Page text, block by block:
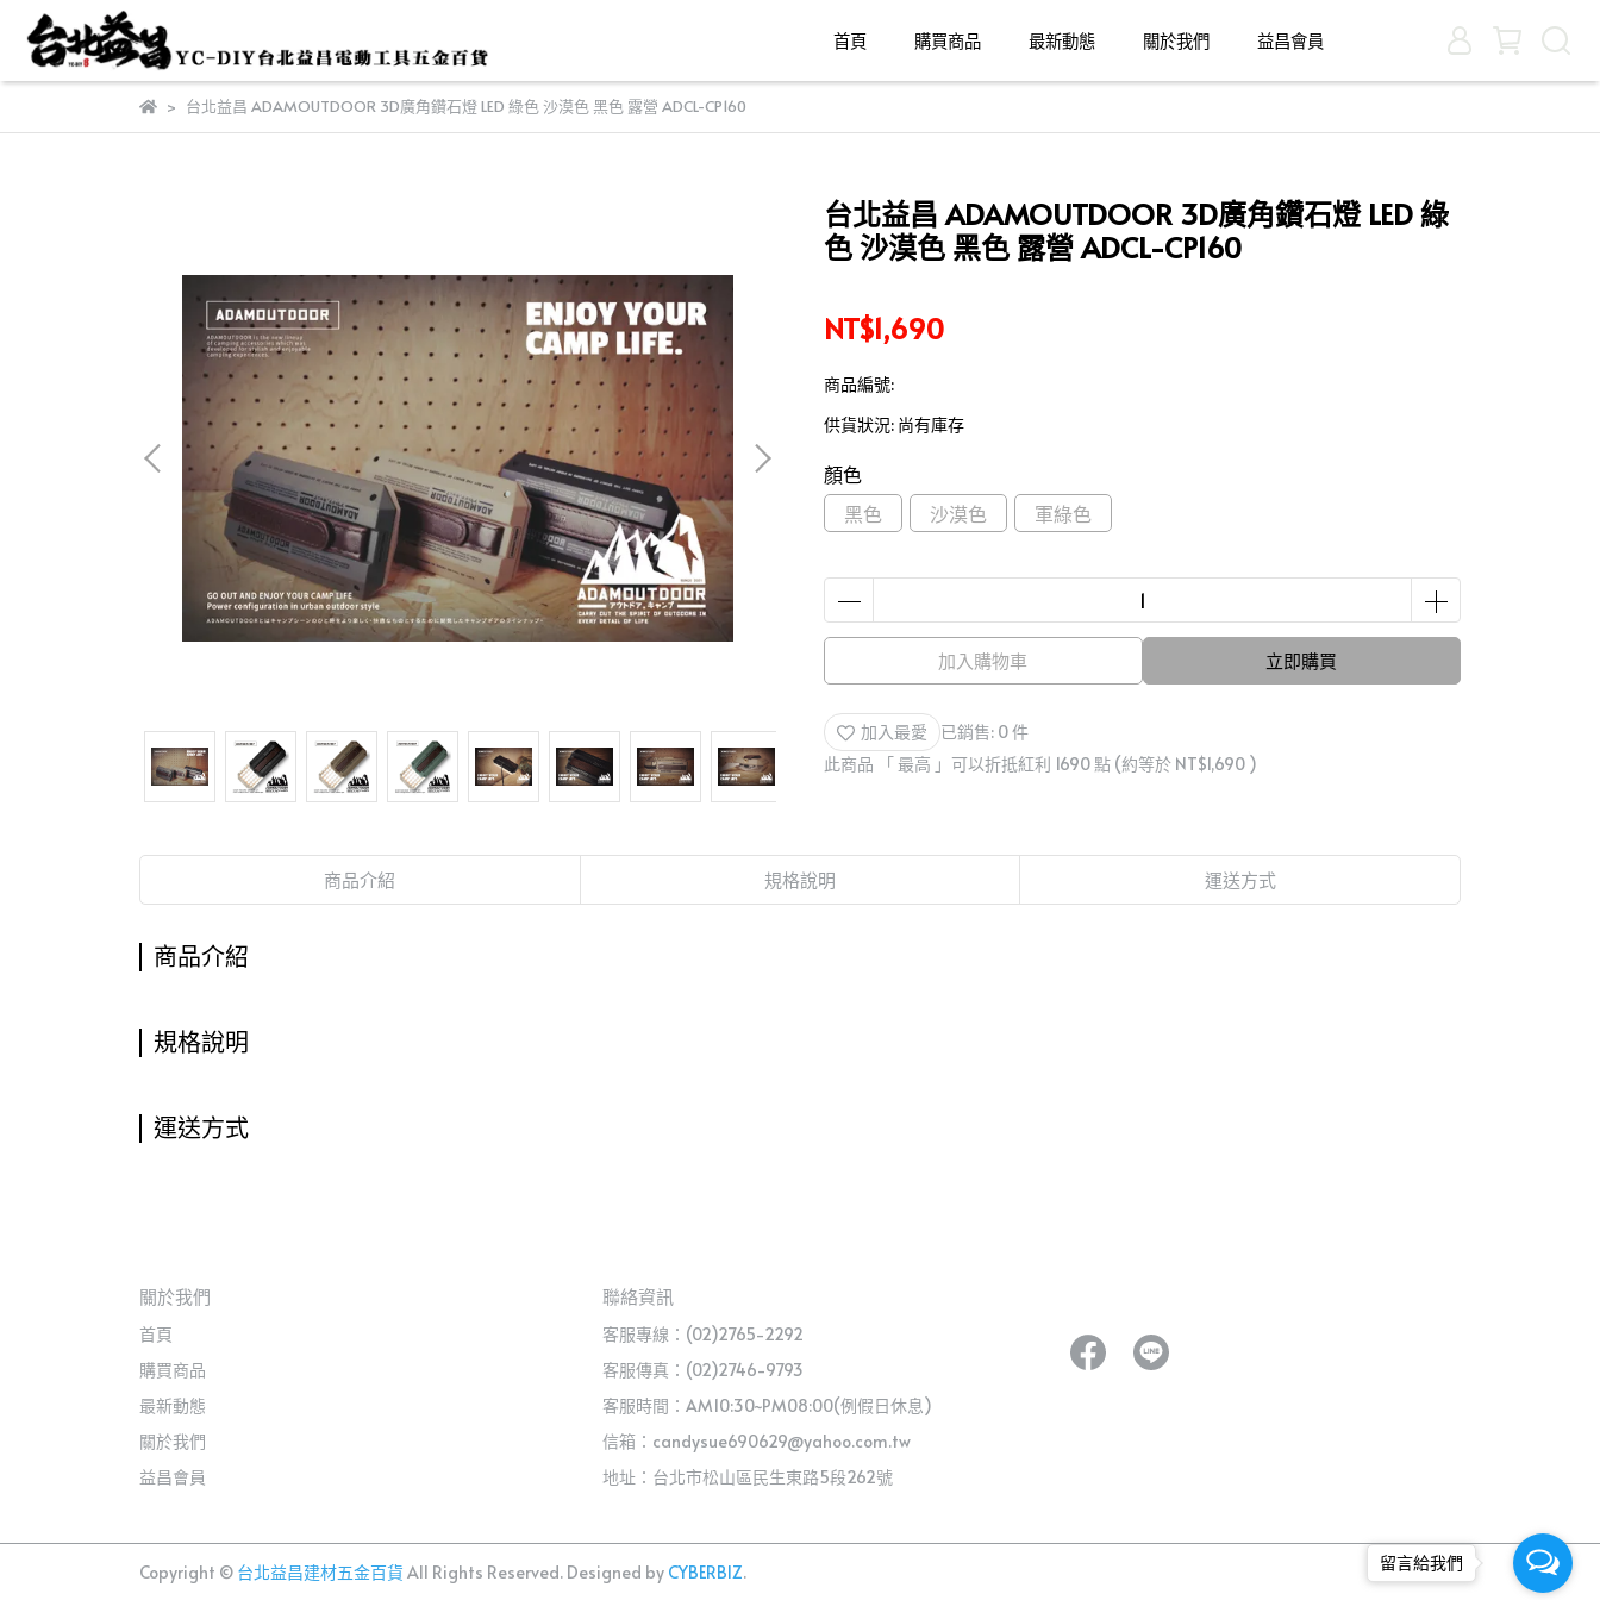
首頁 購買商品 最新動態 關於我們 益昌會員
台北益昌 ADAMOUTDOOR 3D廣角鑽石燈 LED 綠色 沙漠色 黑色 露營 ADCL-CP160
台北益昌 ADAMOUTDOOR 3D廣角鑽石燈 LED 綠
色 沙漠色 黑色 露營 ADCL-CP160
NT$1,690
商品編號:
供貨狀況: 尚有庫存
顏色
黑色
沙漠色 軍綠色
加入購物車 立即購買
加入最愛
已銷售: 0 件
此商品 「 最高 」可以折抵紅利 1690 點 (約等於 NT$1,690 )
商品介紹 規格說明 運送方式
商品介紹
規格說明
運送方式
關於我們
首頁
購買商品
最新動態
關於我們
益昌會員
聯絡資訊
客服專線：(02)2765-2292
客服傳真：(02)2746-9793
客服時間：AM10:30~PM08:00(例假日休息)
信箱：candysue690629@yahoo.com.tw
地址：台北市松山區民生東路5段262號
Copyright © 台北益昌建材五金百貨 All Rights Reserved. Designed by CYBERBIZ. 留言給我們